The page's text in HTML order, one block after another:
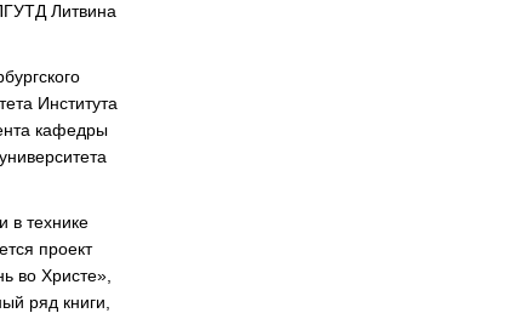
Литвина
Института
кафедры
в технике
проект
во Христе»,
ряд книги,